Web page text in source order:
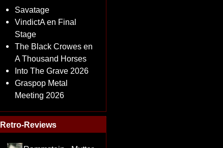
Savatage
VindictA en Final
Stage
The Black Crowes en
A Thousand Horses
Into The Grave 2026
Graspop Metal
Meeting 2026
Retro-Reviews